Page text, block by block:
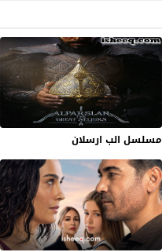
مسلسل الب ارسلان